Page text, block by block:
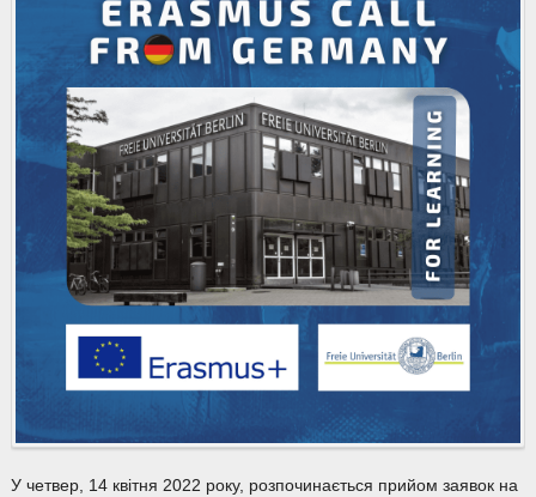
У четвер, 14 квітня 2022 року, розпочинається прийом заявок на